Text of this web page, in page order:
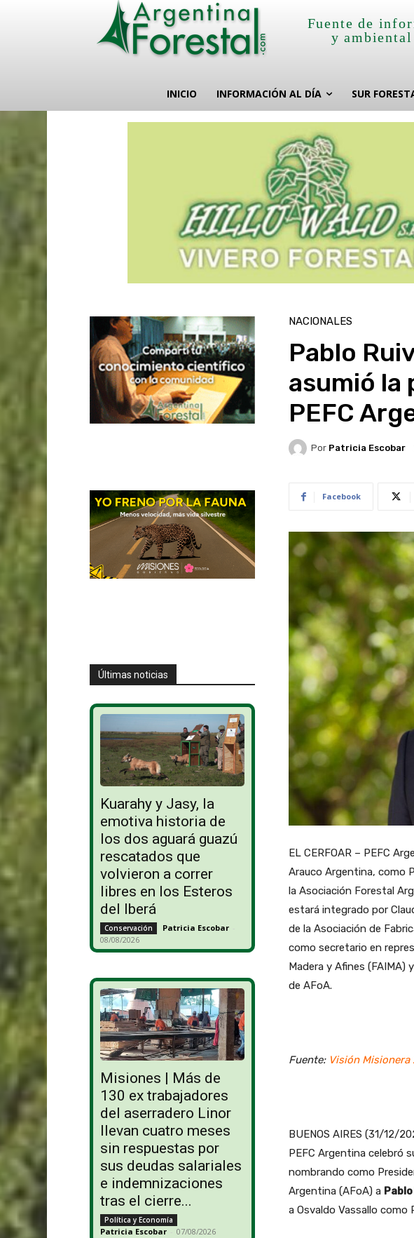
Fuente de
y
INICIO INFORMACIÓN AL DÍA SUR
Últimas noticias
Kuarahy y Jasy, la
emotiva historia de
los dos aguará guazú
rescatados que
volvieron a correr
libres en los Esteros
del Iberá
Conservación Patricia Escobar -
08/08/2026
Misiones | Más de
130 ex trabajadores
del aserradero Linor
llevan cuatro meses
sin respuestas por
sus deudas salariales
e indemnizaciones
tras el cierre...
Política y Economía
Patricia Escobar - 07/08/2026
NACIONALES
Pablo
asumió la
PEFC
Por Patricia Escobar
Facebook
EL CERFOAR – PEFC
Arauco Argentina, como
la Asociación Forestal
estará integrado por
de la Asociación de
como secretario en
Madera y Afines
de AFoA.
Fuente: Visión
BUENOS AIRES (31/12/
PEFC Argentina celebró
nombrando como
Argentina (AFoA) a
a Osvaldo Vassallo como